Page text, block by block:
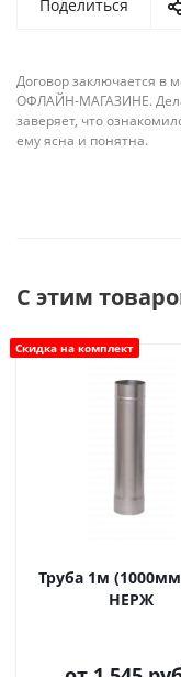
Поделиться
Договор заключается в
ОФЛАЙН-МАГАЗИНЕ.
заверяет, что
ему ясна и понятна.
С этим
Скидка на комплект
Труба 1м
НЕРЖ